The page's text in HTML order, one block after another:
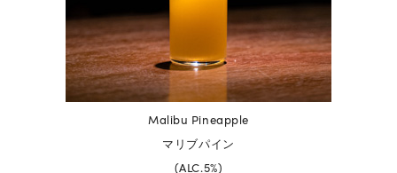
Malibu Pineapple
マリブパイン
(ALC.5%)